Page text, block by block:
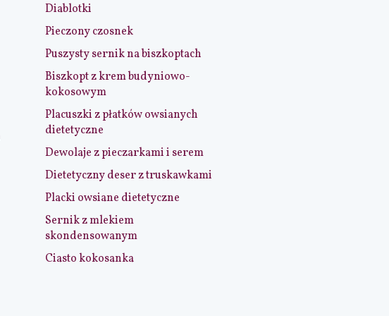
Diablotki
Pieczony czosnek
Puszysty sernik na biszkoptach
Biszkopt z krem budyniowo-
kokosowym
Placuszki z płatków owsianych
dietetyczne
Dewolaje z pieczarkami i serem
Dietetyczny deser z truskawkami
Placki owsiane dietetyczne
Sernik z mlekiem
skondensowanym
Ciasto kokosanka